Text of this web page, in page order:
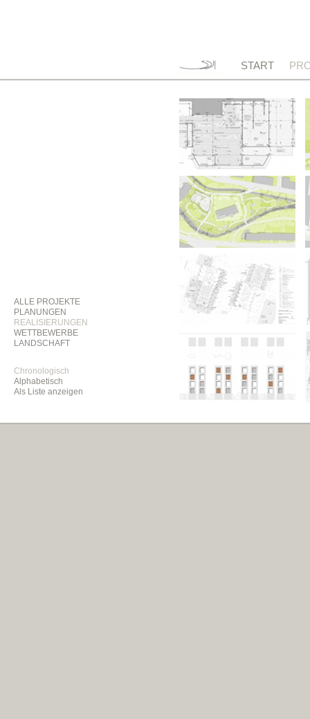
START
ALLE PROJEKTE
PLANUNGEN
REALISIERUNGEN
WETTBEWERBE
LANDSCHAFT
Chronologisch
Alphabetisch
Als Liste anzeigen